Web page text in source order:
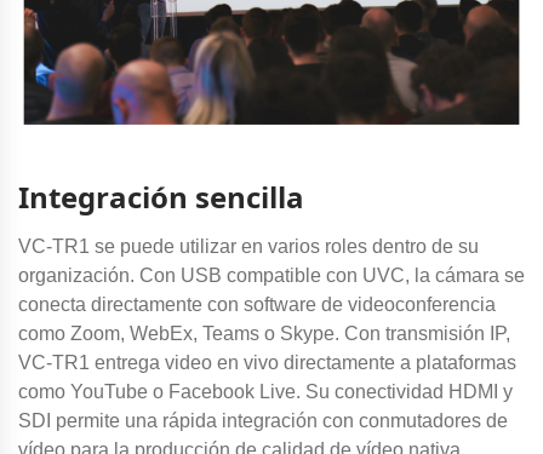
Integración sencilla
VC-TR1 se puede utilizar en varios roles dentro de su
organización. Con USB compatible con UVC, la cámara se
conecta directamente con software de videoconferencia
como Zoom, WebEx, Teams o Skype. Con transmisión IP,
VC-TR1 entrega video en vivo directamente a plataformas
como YouTube o Facebook Live. Su conectividad HDMI y
SDI permite una rápida integración con conmutadores de
vídeo para la producción de calidad de vídeo nativa.